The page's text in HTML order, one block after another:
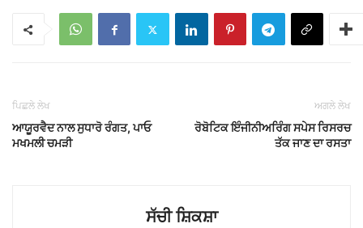
ਪਿਛਲੇ ਲੇਖ
ਆਯੂਰਵੈਦ ਨਾਲ ਸੁਧਾਰੋ ਰੰਗਤ, ਪਾਓ
ਮਖਮਲੀ ਚਮੜੀ
ਅਗਲੇ ਲੇਖ
ਰੋਬੋਟਿਕ ਇੰਜੀਨੀਅਰਿੰਗ ਸਪੇਸ ਰਿਸਰਚ
ਤੱਕ ਜਾਣ ਦਾ ਰਸਤਾ
ਸੱਚੀ ਸ਼ਿਕਸ਼ਾ